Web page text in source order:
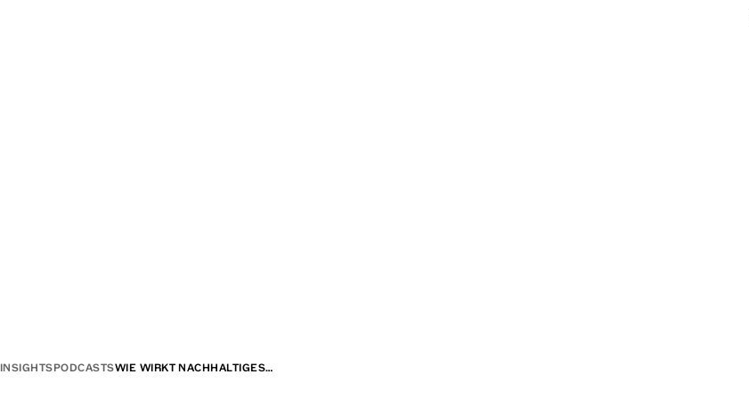
INSIGHTSPODCASTSWIE WIRKT NACHHALTIGES…